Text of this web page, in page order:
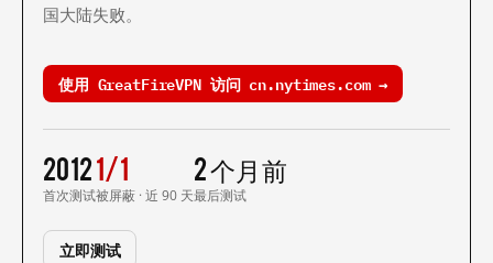
国大陆失败。
使用 GreatFireVPN 访问 cn.nytimes.com →
2012
首次测试
1/1
被屏蔽 · 近 90 天
2 个月前
最后测试
立即测试